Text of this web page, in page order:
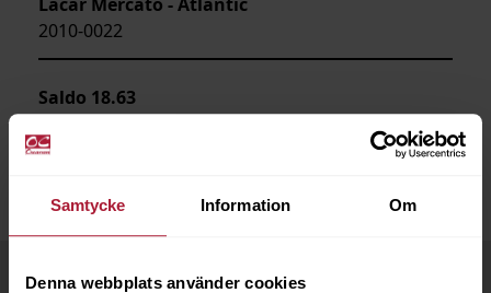
Samtycke Information Om
Denna webbplats använder cookies
2010-0022
Saldo 18.63
Artikeln är utgående